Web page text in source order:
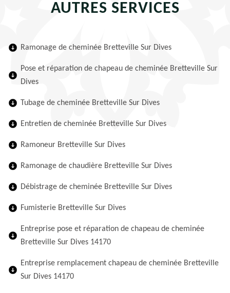
AUTRES SERVICES
Ramonage de cheminée Bretteville Sur Dives
Pose et réparation de chapeau de cheminée Bretteville Sur
Dives
Tubage de cheminée Bretteville Sur Dives
Entretien de cheminée Bretteville Sur Dives
Ramoneur Bretteville Sur Dives
Ramonage de chaudière Bretteville Sur Dives
Débistrage de cheminée Bretteville Sur Dives
Fumisterie Bretteville Sur Dives
Entreprise pose et réparation de chapeau de cheminée
Bretteville Sur Dives 14170
Entreprise remplacement chapeau de cheminée Bretteville
Sur Dives 14170